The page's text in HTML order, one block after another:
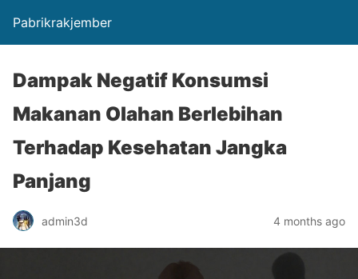
Pabrikrakjember
Dampak Negatif Konsumsi
Makanan Olahan Berlebihan
Terhadap Kesehatan Jangka
Panjang
admin3d 4 months ago